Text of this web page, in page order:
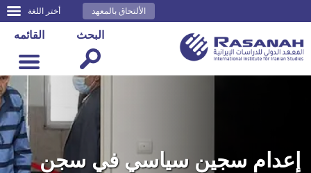
أختر اللغة الألتحاق بالمعهد
القائمه البحث
إعدام سجين سياسي في سجن